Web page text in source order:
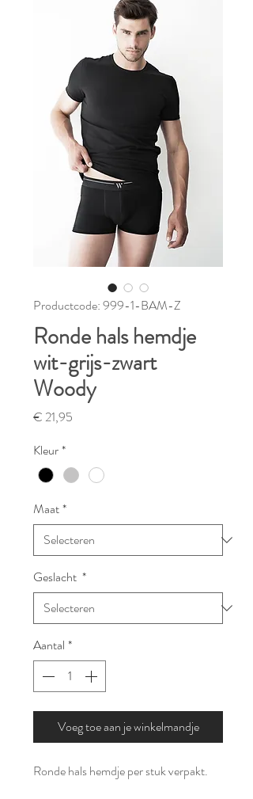
Productcode: 999-1-BAM-Z
Ronde hals hemdje
wit-grijs-zwart
Woody
€ 21,95
Kleur*
Maat*
Geslacht *
Aantal *
Voeg toe aan je winkelmandje
Ronde hals hemdje per stuk verpakt.